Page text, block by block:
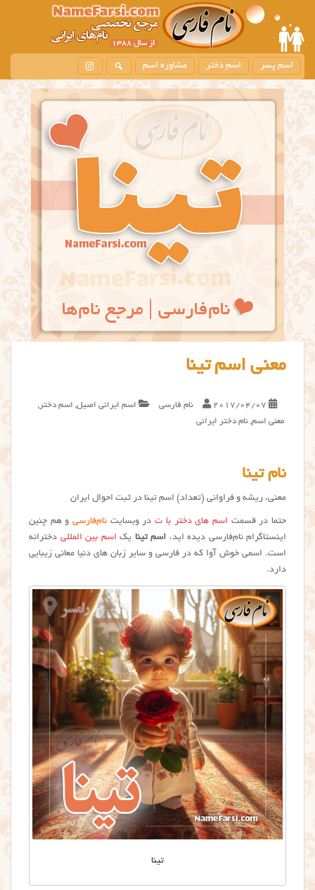
m
i
c
n
t
اسم پسر اسم دختر مشاوره اسم
معنی اسم تینا
2017/04/07 نام فارسی اسم ایرانی اصیل, اسم دختر ,
معنی اسم, نام دختر ایرانی
نام تینا
معنی، ریشه و فراوانی (تعداد) اسم تینا در ثبت احوال ایران
حتما در قسمت اسم های دختر با تدر وبسایت نام‌فارسیو هم چنین
اینستاگرام نام‌فارسی دیده اید، اسم تینا یک اسم بین المللی دخترانه
است. اسمی خوش آوا که در فارسی و سایر زبان های دنیا معانی زیبایی
دارد.
تینا